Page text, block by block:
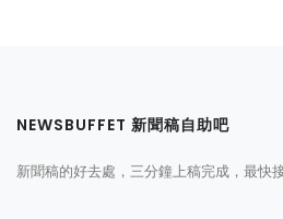
NEWSBUFFET 新聞稿自助吧
新聞稿的好去處，三分鐘上稿完成，最快